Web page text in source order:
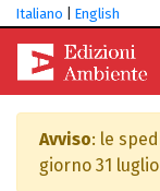
Italiano English
Avviso: le
giorno 31